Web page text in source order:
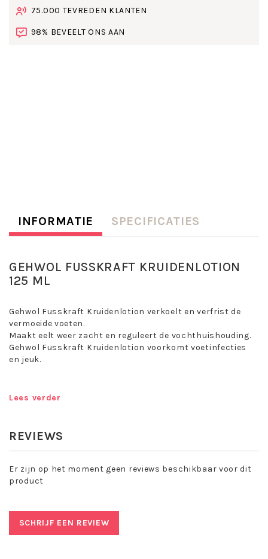
75.000 TEVREDEN KLANTEN
98% BEVEELT ONS AAN
INFORMATIE SPECIFICATIES
GEHWOL FUSSKRAFT KRUIDENLOTION
125 ML
Gehwol Fusskraft Kruidenlotion verkoelt en verfrist de
vermoeide voeten.
Maakt eelt weer zacht en reguleert de vochthuishouding.
Gehwol Fusskraft Kruidenlotion voorkomt voetinfecties
en jeuk.
verzorgt de huid.
rozemarijn, bergdennen en lavendel.
Deodoristeert en houdt de voeten fit. Verfrissend
tussen de tenen.
Toepassing Gehwol Fusskraft
Kruidenlotion:
Lees verder
REVIEWS
Er zijn op het moment geen reviews beschikbaar voor dit
product
SCHRIJF EEN REVIEW